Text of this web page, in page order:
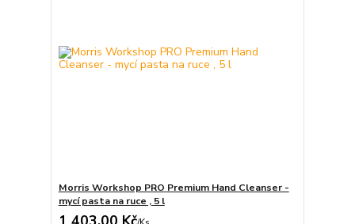
Morris Workshop PRO Premium Hand Cleanser -
mycí pasta na ruce , 5 l